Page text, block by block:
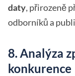
daty, přirozeně
odborníků a
8. Analýza
konkurence